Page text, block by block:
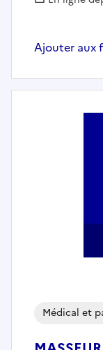
Ajouter aux
Médical et